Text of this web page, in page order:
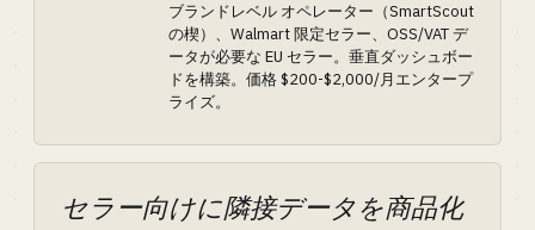
ブランドレベル オペレーター（SmartScout
の楔）、Walmart 限定セラー、OSS/VAT デ
ータが必要な EU セラー。垂直ダッシュボー
ドを構築。価格 $200-$2,000/月エンタープ
ライズ。
セラー向けに隣接データを商品化